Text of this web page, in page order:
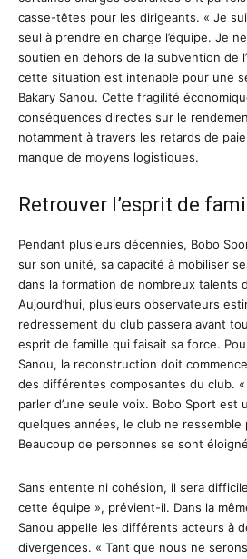
casse-têtes pour les dirigeants. « Je
seul à prendre en charge l’équipe. Je
soutien en dehors de la subvention de
cette situation est intenable pour une
Bakary Sanou. Cette fragilité
conséquences directes sur le
notamment à travers les retards de
manque de moyens logistiques.
Retrouver l’esprit de
Pendant plusieurs décennies, Bobo
sur son unité, sa capacité à mobiliser
dans la formation de nombreux talents
Aujourd’hui, plusieurs observateurs
redressement du club passera avant
esprit de famille qui faisait sa force.
Sanou, la reconstruction doit
des différentes composantes du club.
parler d’une seule voix. Bobo Sport est
quelques années, le club ne ressemble
Beaucoup de personnes se sont
Sans entente ni cohésion, il sera
cette équipe », prévient-il. Dans la
Sanou appelle les différents acteurs à
divergences. « Tant que nous ne